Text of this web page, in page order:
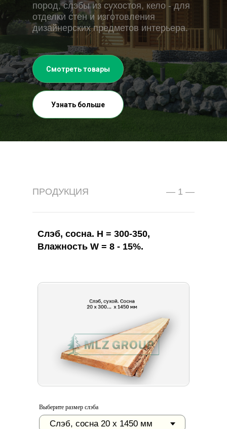
пород, слэбы из сухостоя, кело - для
отделки стен и изготовления
дизайнерских предметов интерьера.
Смотреть товары
Узнать больше
ПРОДУКЦИЯ — 1 —
Выберите размер слэба
Слэб, сосна. Н = 300-350,
Влажность W = 8 - 15%.